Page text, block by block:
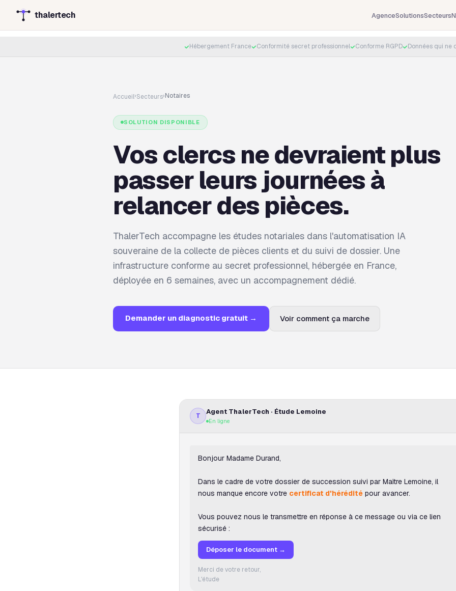
thalertech AgenceSolutionsSecteurs
Hébergement France Conformité secret professionnel Conforme RGPD Données qui ne
Accueil›Secteurs›Notaires
SOLUTION DISPONIBLE
Vos clercs ne devraient plus
passer leurs journées à
relancer des pièces.
ThalerTech accompagne les études notariales dans l'automatisation IA
souveraine de la collecte de pièces clients et du suivi de dossier. Une
infrastructure conforme au secret professionnel, hébergée en France,
déployée en 6 semaines, avec un accompagnement dédié.
Demander un diagnostic gratuit → Voir comment ça marche
T Agent ThalerTech · Étude Lemoine
En ligne
Bonjour Madame Durand,
Dans le cadre de votre dossier de succession suivi par Maître Lemoine, il
nous manque encore votre certificat d'hérédité pour avancer.
Vous pouvez nous le transmettre en réponse à ce message ou via ce lien
sécurisé :
Déposer le document →
Merci de votre retour,
L'étude